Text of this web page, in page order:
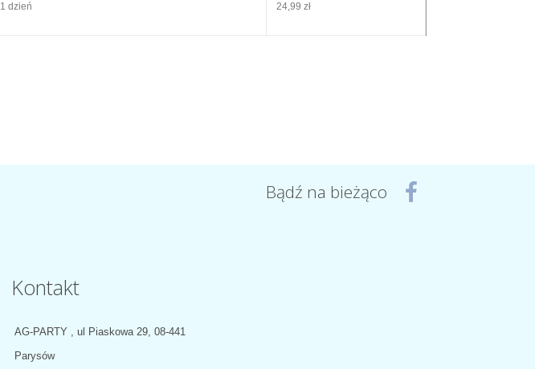
1 dzień 24,99 zł
Bądź na bieżąco
Kontakt
AG-PARTY , ul Piaskowa 29, 08-441
Parysów